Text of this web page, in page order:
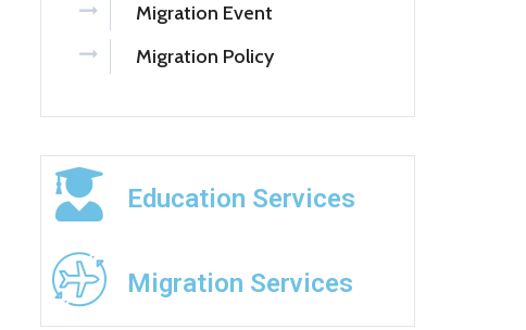
Migration Event
Migration Policy
Education Services
Migration Services